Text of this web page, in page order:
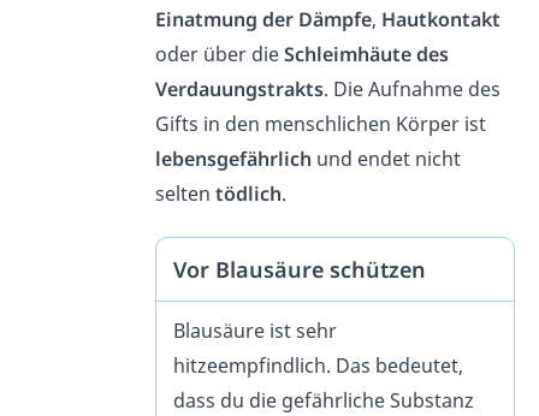
Einatmung der Dämpfe, Hautkontakt
oder über dieSchleimhäute des
Verdauungstrakts. Die Aufnahme des
Gifts in den menschlichen Körper ist
lebensgefährlich und endet nicht
seltentödlich.
Vor Blausäure schützen
Blausäure ist sehr
hitzeempfindlich. Das bedeutet,
dass du die gefährliche Substanz